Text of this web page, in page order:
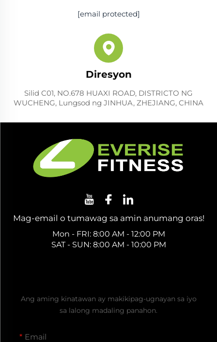
[email protected]
Diresyon
Silid C01, NO.678 HUAXI ROAD, DISTRICTO NG
WUCHENG, Lungsod ng JINHUA, ZHEJIANG, CHINA
Mag-email o tumawag sa amin anumang oras!
Mon - FRI: 8:00 AM - 12:00 PM
SAT - SUN: 8:00 AM - 10:00 PM
Ang aming kinatawan ay makikipag-ugnayan sa iyo
sa lalong madaling panahon.
Email